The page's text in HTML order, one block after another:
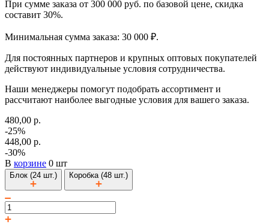
При сумме заказа от 300 000 руб. по базовой цене, скидка
составит 30%.
Минимальная сумма заказа: 30 000 ₽.
Для постоянных партнеров и крупных оптовых покупателей
действуют индивидуальные условия сотрудничества.
Наши менеджеры помогут подобрать ассортимент и
рассчитают наиболее выгодные условия для вашего заказа.
480,00 р.
-25%
448,00 р.
-30%
В корзине 0 шт
Блок (24 шт.) Коробка (48 шт.)